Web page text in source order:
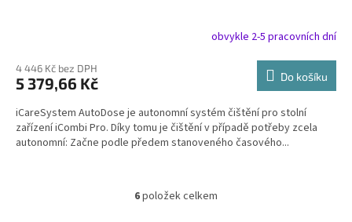
obvykle 2-5 pracovních dní
4 446 Kč bez DPH
5 379,66 Kč Do košíku
iCareSystem AutoDose je autonomní systém čištění pro stolní
zařízení iCombi Pro. Díky tomu je čištění v případě potřeby zcela
autonomní: Začne podle předem stanoveného časového...
O
6položek celkem